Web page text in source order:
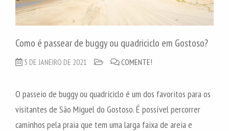
Como é passear de buggy ou quadriciclo em Gostoso?
5 DE JANEIRO DE 2021 COMENTE!
O passeio de buggy ou quadriciclo é um dos favoritos para os
visitantes de São Miguel do Gostoso. É possível percorrer
caminhos pela praia que tem uma larga faixa de areia e